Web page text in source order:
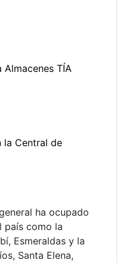
ha ocupado
país como la
Esmeraldas y la
Santa Elena,